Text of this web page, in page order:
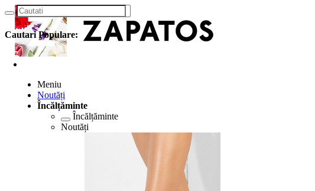
Cautari Populare:
Meniu
Noutăți
Încălțăminte
Încălțăminte
Noutăți